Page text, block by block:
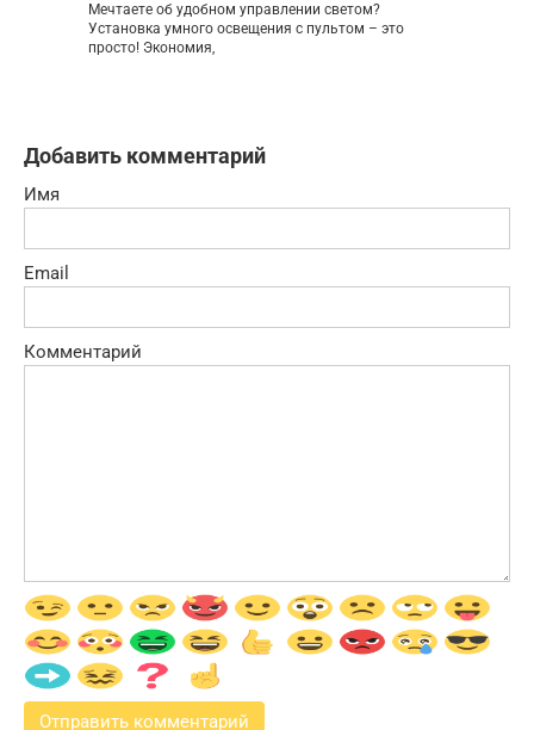
Мечтаете об удобном управлении светом?
Установка умного освещения с пультом – это
просто! Экономия,
Добавить комментарий
Имя
Email
Комментарий